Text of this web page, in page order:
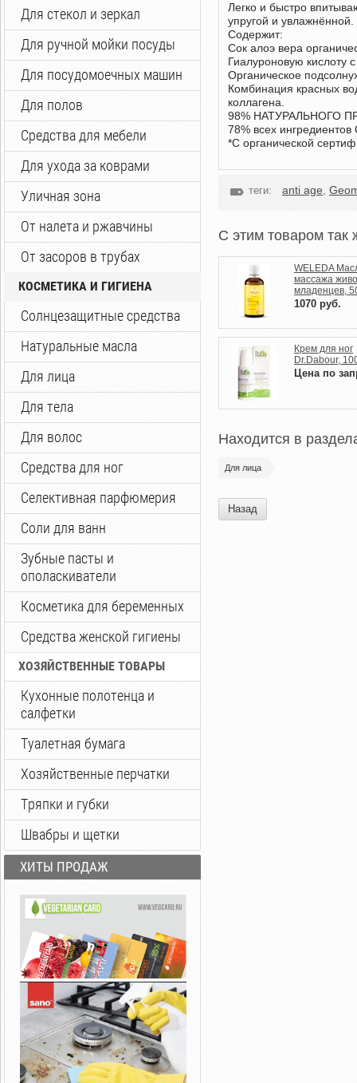
Для стекол и зеркал
Для ручной мойки посуды
Для посудомоечных машин
Для полов
Средства для мебели
Для ухода за коврами
Уличная зона
От налета и ржавчины
От засоров в трубах
КОСМЕТИКА И ГИГИЕНА
Солнцезащитные средства
Натуральные масла
Для лица
Для тела
Для волос
Средства для ног
Селективная парфюмерия
Соли для ванн
Зубные пасты и
ополаскиватели
Косметика для беременных
Средства женской гигиены
ХОЗЯЙСТВЕННЫЕ ТОВАРЫ
Кухонные полотенца и
салфетки
Туалетная бумага
Хозяйственные перчатки
Тряпки и губки
Швабры и щетки
ХИТЫ ПРОДАЖ
Легко и быстро
упругой и
Содержит:
Сок алоэ вера
Гиалуроновую кислоту
Органическое
Комбинация красных
коллагена.
98% НАТУРАЛЬНОГО
78% всех
*С органической
теги: anti age,
C этим товаром так
WELEDA
массажа
младенцев,
1070 руб.
Крем для ног
Dr.Dabour,
Цена по
Находится в
Для лица
Назад